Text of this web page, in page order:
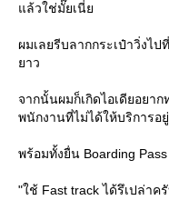
ล้วใช่มั๊ยเนี่
ผมเลยรีบลากกระเป๋าวิ่งไป
าว
จากนั้นผมก็เกิดไอเดียอยา
พนักงานที่ไม่ได้ให้บริการอยู่
พร้อมทั้งยื่น Boarding Pass
"ใช้ Fast track ได้รึเปล่าค